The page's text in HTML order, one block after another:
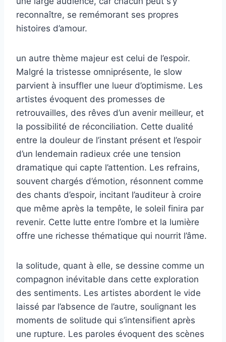
reconnaître, se remémorant ses propres
histoires d’amour.
un autre thème majeur est celui de l’espoir.
Malgré la tristesse omniprésente, le slow
parvient à insuffler une lueur d’optimisme. Les
artistes évoquent des promesses de
retrouvailles, des rêves d’un avenir meilleur, et
la possibilité de réconciliation. Cette dualité
entre la douleur de l’instant présent et l’espoir
d’un lendemain radieux crée une tension
dramatique qui capte l’attention. Les refrains,
souvent chargés d’émotion, résonnent comme
des chants d’espoir, incitant l’auditeur à croire
que même après la tempête, le soleil finira par
revenir. Cette lutte entre l’ombre et la lumière
offre une richesse thématique qui nourrit l’âme.
la solitude, quant à elle, se dessine comme un
compagnon inévitable dans cette exploration
des sentiments. Les artistes abordent le vide
laissé par l’absence de l’autre, soulignant les
moments de solitude qui s’intensifient après
une rupture. Les paroles évoquent des scènes